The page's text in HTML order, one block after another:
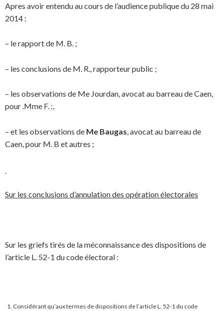
Apres avoir entendu au cours de l’audience publique du 28 mai
2014 :
– le rapport de M. B. ;
– les conclusions de M. R., rapporteur public ;
– les observations de Me Jourdan, avocat au barreau de Caen,
pour .Mme F. :,
– et les observations de Me Baugas, avocat au barreau de
Caen, pour M. B et autres ;
Sur les conclusions d’annulation des opération électorales
Sur les griefs tirés de la méconnaissance des dispositions de
l’article L. 52-1 du code électoral :
Considérant qu’aux termes de dispositions de l’article L. 52-1 du code